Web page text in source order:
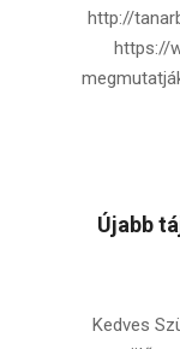
http://
https://
Újabb
Kedves